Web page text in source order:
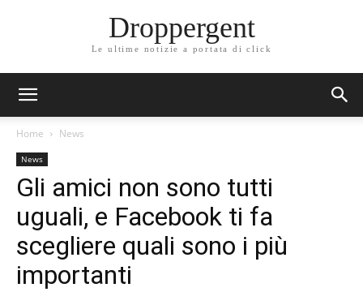
Droppergent
Le ultime notizie a portata di click
Home News
News
Gli amici non sono tutti
uguali, e Facebook ti fa
scegliere quali sono i più
importanti